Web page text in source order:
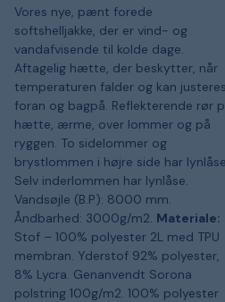
Vores nye, pænt forede
softshelljakke, der er vind- og
vandafvisende til kolde dage.
Aftagelig hætte, der beskytter, når
temperaturen falder og kan justeres
foran og bagpå. Reflekterende rør
hætte, ærme, over lommer og på
ryggen. To sidelommer og
brystlommen i højre side har lynlåse.
Selv inderlommen har lynlåse.
Vandsøjle (B.P): 8000 mm.
Åndbarhed: 3000g/m2. Materiale:
Stof – 100% polyester 2L med TPU
membran. Yderstof 92% polyester,
8% Lycra. Genanvendt Sorona
polstring 100g/m2. 100% polyester